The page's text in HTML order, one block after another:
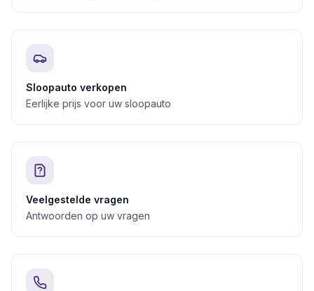
Sloopauto verkopen
Eerlijke prijs voor uw sloopauto
Veelgestelde vragen
Antwoorden op uw vragen